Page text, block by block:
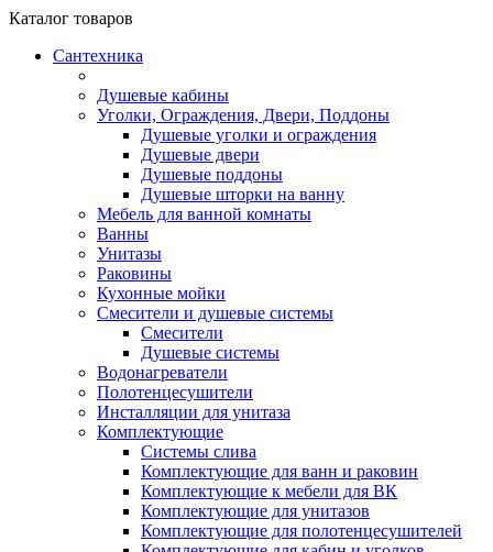
Каталог товаров
Сантехника
Душевые кабины
Уголки, Ограждения, Двери, Поддоны
Душевые уголки и ограждения
Душевые двери
Душевые поддоны
Душевые шторки на ванну
Мебель для ванной комнаты
Ванны
Унитазы
Раковины
Кухонные мойки
Смесители и душевые системы
Смесители
Душевые системы
Водонагреватели
Полотенцесушители
Инсталляции для унитаза
Комплектующие
Системы слива
Комплектующие для ванн и раковин
Комплектующие к мебели для ВК
Комплектующие для унитазов
Комплектующие для полотенцесушителей